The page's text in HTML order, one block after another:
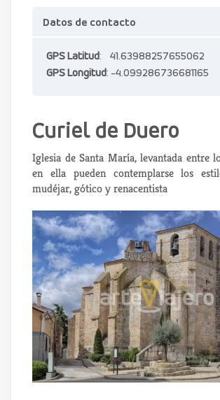
Datos de contacto
GPS Latitud: 41.63988257655062
GPS Longitud: -4.099286736681165
Curiel de Duero
Iglesia de Santa María, levantada entre
en ella pueden contemplarse los
mudéjar, gótico y renacentista